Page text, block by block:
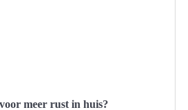
meer rust in huis?